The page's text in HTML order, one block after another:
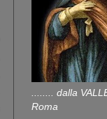
........ dalla
Roma